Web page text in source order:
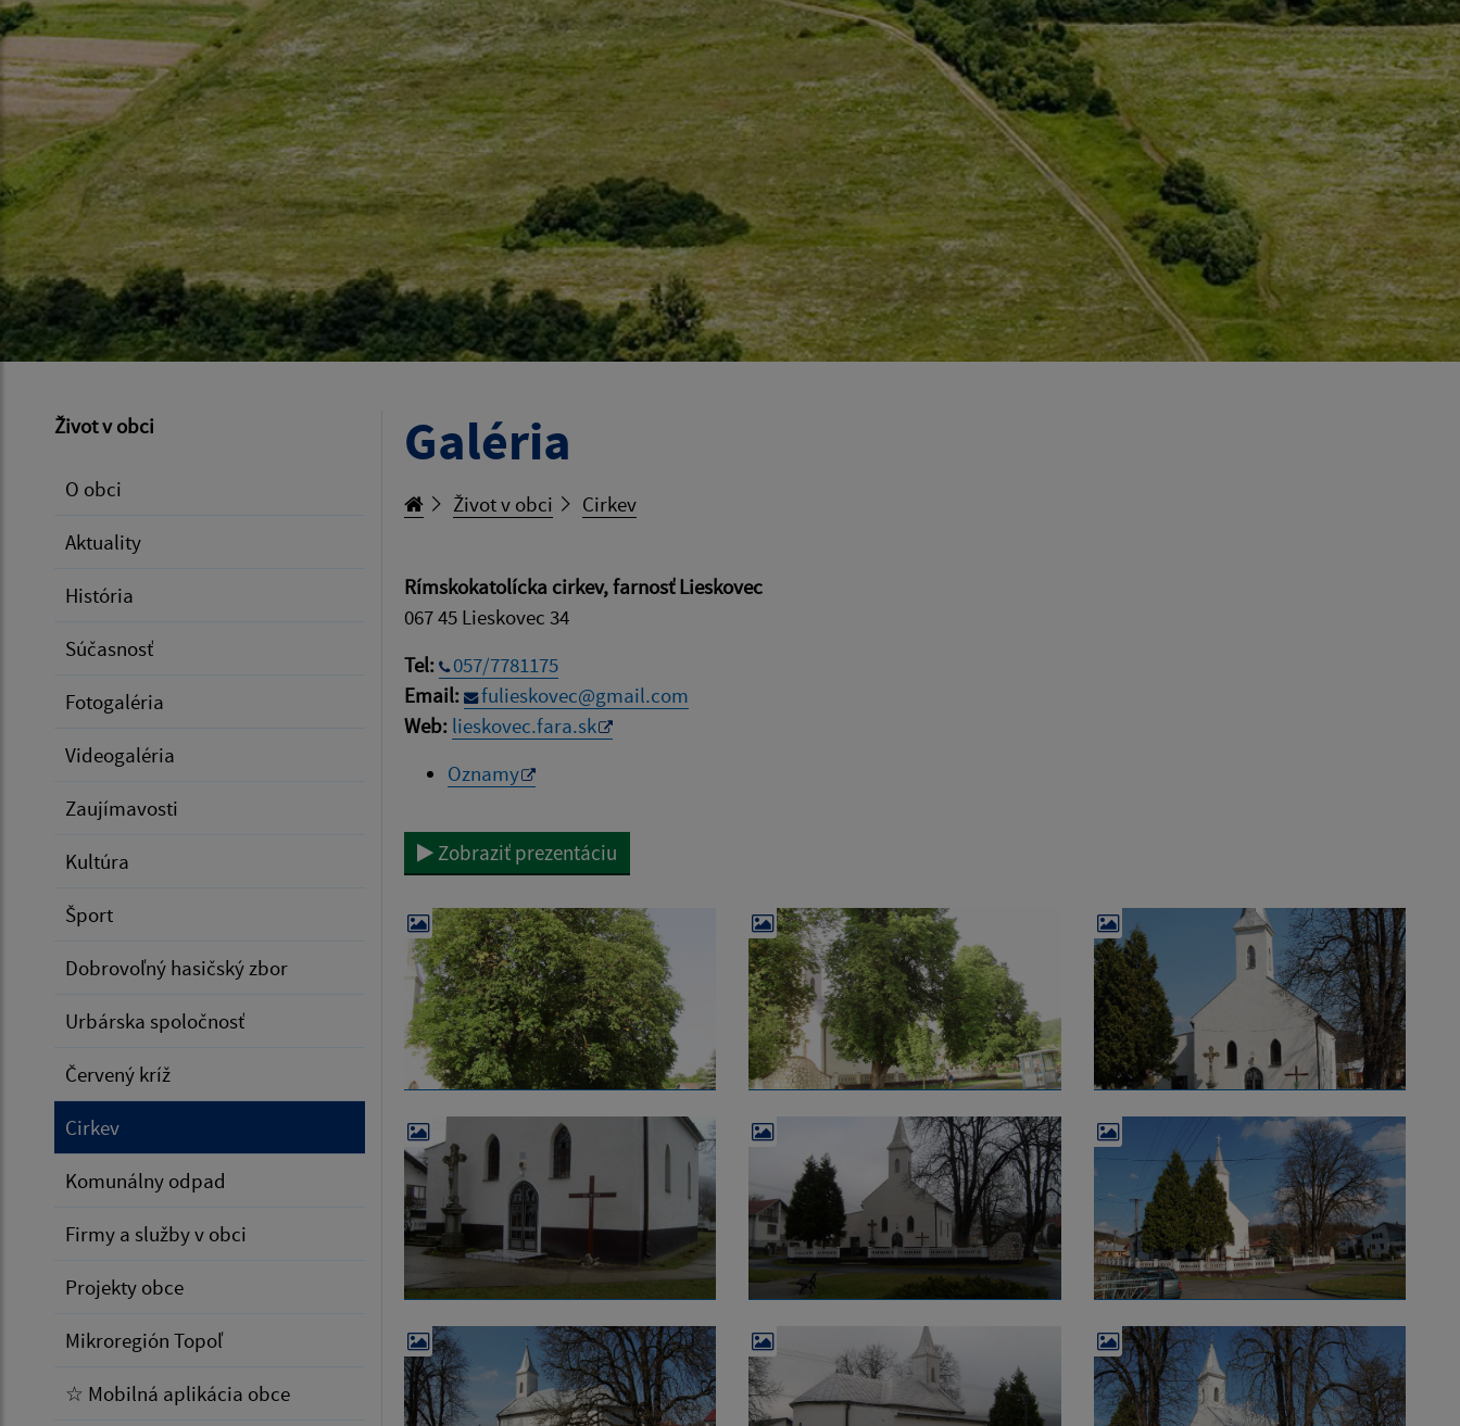
Život v obci
O obci
Aktuality
História
Súčasnosť
Fotogaléria
Videogaléria
Zaujímavosti
Kultúra
Šport
Dobrovoľný hasičský zbor
Urbárska spoločnosť
Červený kríž
Cirkev
Komunálny odpad
Firmy a služby v obci
Projekty obce
Mikroregión Topoľ
☆ Mobilná aplikácia obce
Galéria
Život v obci Cirkev
Rímskokatolícka cirkev, farnosť Lieskovec
067 45 Lieskovec 34
Tel:
057/7781175
Email:
fulieskovec@gmail.com
Web: lieskovec.fara.sk
Oznamy
Zobraziť prezentáciu